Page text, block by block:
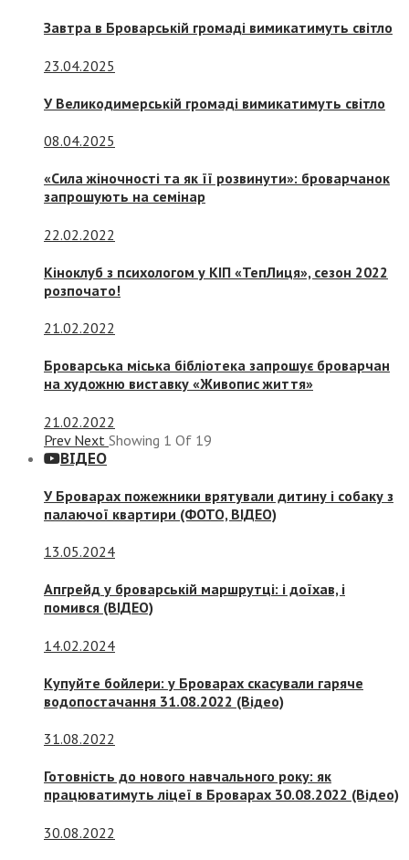
Завтра в Броварській громаді вимикатимуть світло
23.04.2025
У Великодимерській громаді вимикатимуть світло
08.04.2025
«Сила жіночності та як її розвинути»: броварчанок
запрошують на семінар
22.02.2022
Кіноклуб з психологом у КІП «ТепЛиця», сезон 2022
розпочато!
21.02.2022
Броварська міська бібліотека запрошує броварчан
на художню виставку «Живопис життя»
21.02.2022
Prev Next Showing 1 Of 19
ВІДЕО
У Броварах пожежники врятували дитину і собаку з
палаючої квартири (ФОТО, ВІДЕО)
13.05.2024
Апгрейд у броварській маршрутці: і доїхав, і
помився (ВІДЕО)
14.02.2024
Купуйте бойлери: у Броварах скасували гаряче
водопостачання 31.08.2022 (Відео)
31.08.2022
Готовність до нового навчального року: як
працюватимуть ліцеї в Броварах 30.08.2022 (Відео)
30.08.2022